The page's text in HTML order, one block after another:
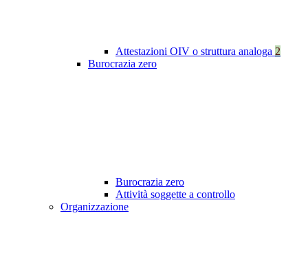
Attestazioni OIV o struttura analoga 2
Burocrazia zero
Burocrazia zero
Attività soggette a controllo
Organizzazione